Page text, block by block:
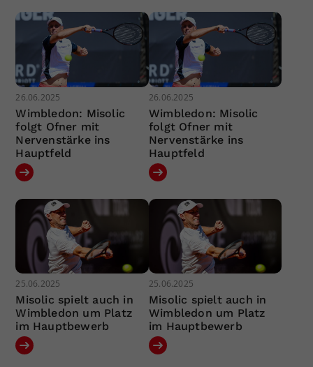
26.06.2025
Wimbledon: Misolic
folgt Ofner mit
Nervenstärke ins
Hauptfeld
26.06.2025
Wimbledon: Misolic
folgt Ofner mit
Nervenstärke ins
Hauptfeld
25.06.2025
Misolic spielt auch in
Wimbledon um Platz
im Hauptbewerb
25.06.2025
Misolic spielt auch in
Wimbledon um Platz
im Hauptbewerb